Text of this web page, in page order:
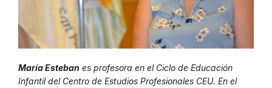
María Esteban es profesora en el Ciclo de Educación
Infantil del Centro de Estudios Profesionales CEU. En el